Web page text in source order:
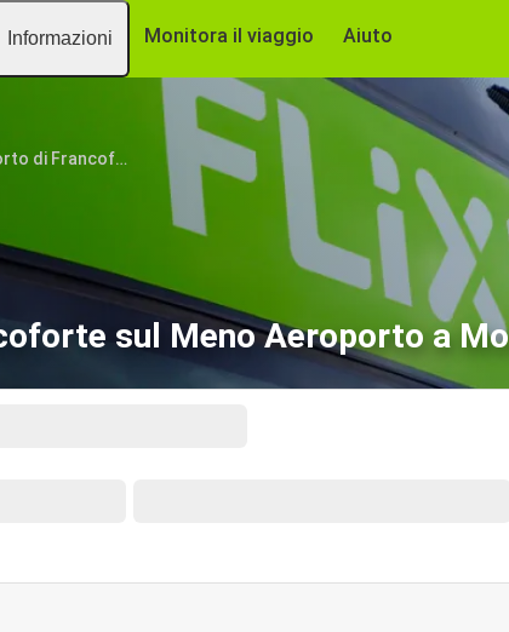
Informazioni Monitora il viaggio Aiuto
Aeroporto di Francoforte (FRA)
sul Meno Aeroporto a